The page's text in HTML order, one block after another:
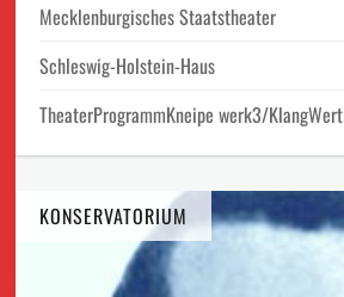
Mecklenburgisches Staatstheater
Schleswig-Holstein-Haus
TheaterProgrammKneipe werk3/KlangWert
KONSERVATORIUM